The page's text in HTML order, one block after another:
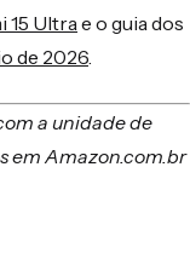
15 Ultrae o guia dos
de 2026.
a unidade de
em Amazon.com.br